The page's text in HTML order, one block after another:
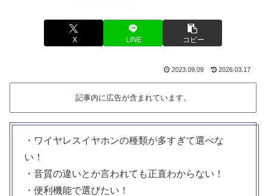
X LINE コピー
2023.09.09 2026.03.17
記事内に広告が含まれています。
・ワイヤレスイヤホンの種類が多すぎて選べな
い！
・音質の違いとか言われても正直わからない！
・便利機能で選びたい！